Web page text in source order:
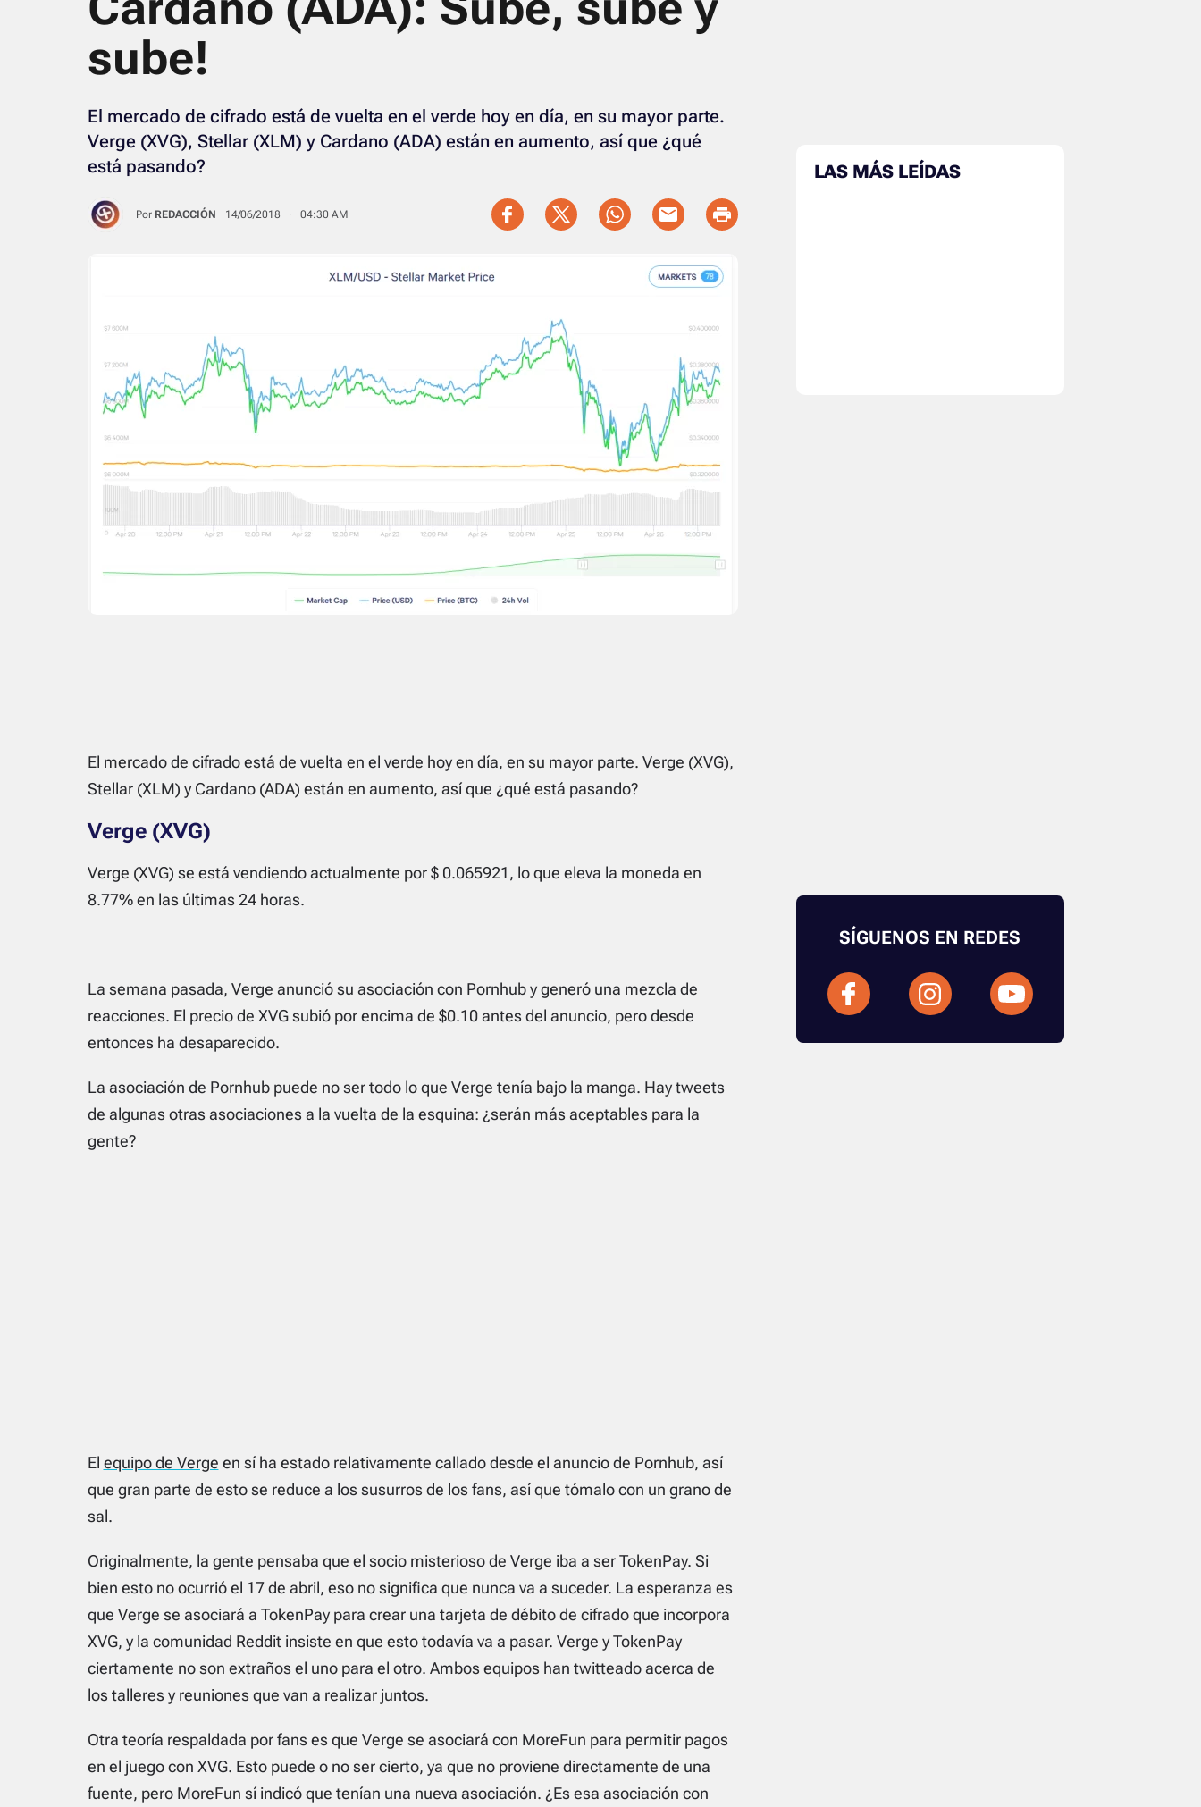
sube!
El mercado de cifrado está de vuelta en el verde hoy en día, en su mayor parte.
Verge (XVG), Stellar (XLM) y Cardano (ADA) están en aumento, así que ¿qué
está pasando?
Por REDACCIÓN 14/06/2018 · 04:30 AM
El mercado de cifrado está de vuelta en el verde hoy en día, en su mayor parte. Verge (XVG),
Stellar (XLM) y Cardano (ADA) están en aumento, así que ¿qué está pasando?
Verge (XVG)
Verge (XVG) se está vendiendo actualmente por $ 0.065921, lo que eleva la moneda en
8.77% en las últimas 24 horas.
La semana pasada, Verge anunció su asociación con Pornhub y generó una mezcla de
reacciones. El precio de XVG subió por encima de $0.10 antes del anuncio, pero desde
entonces ha desaparecido.
La asociación de Pornhub puede no ser todo lo que Verge tenía bajo la manga. Hay tweets
de algunas otras asociaciones a la vuelta de la esquina: ¿serán más aceptables para la
gente?
El equipo de Verge en sí ha estado relativamente callado desde el anuncio de Pornhub, así
que gran parte de esto se reduce a los susurros de los fans, así que tómalo con un grano de
sal.
Originalmente, la gente pensaba que el socio misterioso de Verge iba a ser TokenPay. Si
bien esto no ocurrió el 17 de abril, eso no significa que nunca va a suceder. La esperanza es
que Verge se asociará a TokenPay para crear una tarjeta de débito de cifrado que incorpora
XVG, y la comunidad Reddit insiste en que esto todavía va a pasar. Verge y TokenPay
ciertamente no son extraños el uno para el otro. Ambos equipos han twitteado acerca de
los talleres y reuniones que van a realizar juntos.
Otra teoría respaldada por fans es que Verge se asociará con MoreFun para permitir pagos
en el juego con XVG. Esto puede o no ser cierto, ya que no proviene directamente de una
fuente, pero MoreFun sí indicó que tenían una nueva asociación. ¿Es esa asociación con
LAS MÁS LEÍDAS
SÍGUENOS EN REDES